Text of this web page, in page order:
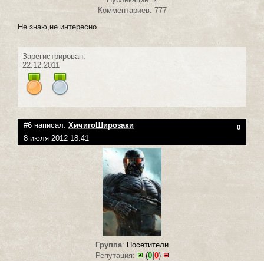
Комментариев: 777
Не знаю,не интересно
Зарегистрирован:
22.12.2011
#6 написал: ХичигоШирозаки 0
8 июля 2012 18:41
Группа: Посетители
Репутация:
(0| 0)